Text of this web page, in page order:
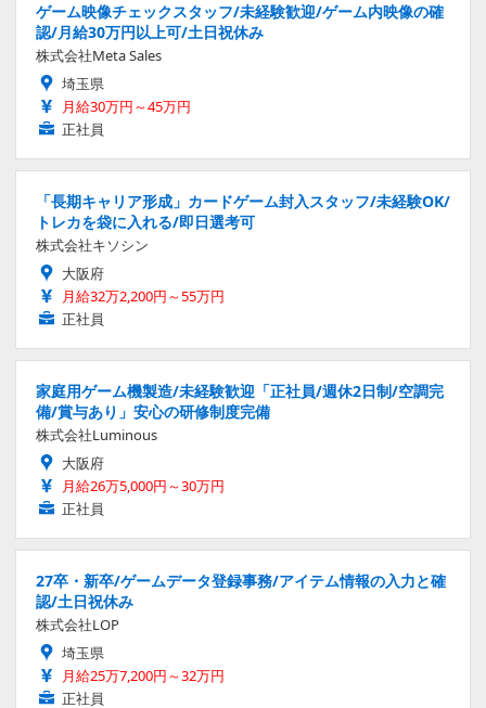
ゲーム映像チェックスタッフ/未経験歓迎/ゲーム内映像の確
認/月給30万円以上可/土日祝休み
株式会社Meta Sales
埼玉県
月給30万円～45万円
正社員
「長期キャリア形成」カードゲーム封入スタッフ/未経験OK/
トレカを袋に入れる/即日選考可
株式会社キソシン
大阪府
月給32万2,200円～55万円
正社員
家庭用ゲーム機製造/未経験歓迎「正社員/週休2日制/空調完
備/賞与あり」安心の研修制度完備
株式会社Luminous
大阪府
月給26万5,000円～30万円
正社員
27卒・新卒/ゲームデータ登録事務/アイテム情報の入力と確
認/土日祝休み
株式会社LOP
埼玉県
月給25万7,200円～32万円
正社員